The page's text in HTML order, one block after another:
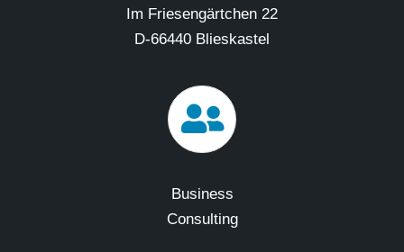
Im Friesengärtchen 22
D-66440 Blieskastel
Business
Consulting